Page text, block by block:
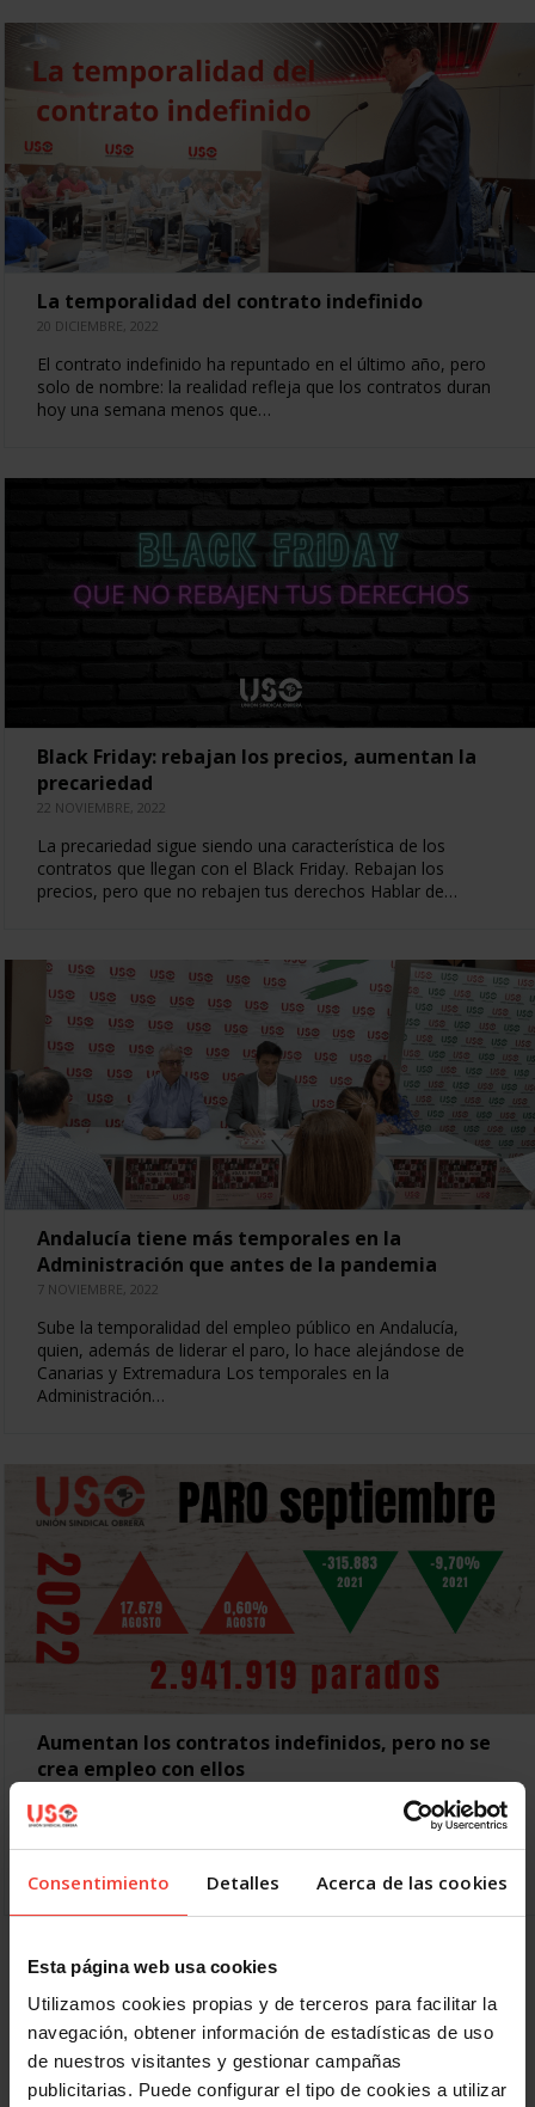
Consentimiento Detalles Acerca de las cookies
Esta página web usa cookies
Utilizamos cookies propias y de terceros para facilitar la
navegación, obtener información de estadísticas de uso
de nuestros visitantes y gestionar campañas
publicitarias. Puede configurar el tipo de cookies a utilizar
La temporalidad del contrato indefinido
20 DICIEMBRE, 2022
El contrato indefinido ha repuntado en el último año, pero
solo de nombre: la realidad refleja que los contratos duran
hoy una semana menos que…
Black Friday: rebajan los precios, aumentan la
precariedad
22 NOVIEMBRE, 2022
La precariedad sigue siendo una característica de los
contratos que llegan con el Black Friday. Rebajan los
precios, pero que no rebajen tus derechos Hablar de…
Andalucía tiene más temporales en la
Administración que antes de la pandemia
7 NOVIEMBRE, 2022
Sube la temporalidad del empleo público en Andalucía,
quien, además de liderar el paro, lo hace alejándose de
Canarias y Extremadura Los temporales en la
Administración…
Aumentan los contratos indefinidos, pero no se
crea empleo con ellos
El paro enlaza su tercera subida mensual consecutiva, que
es superior a la del último septiembre previo a la pandemia
El paro enlaza su tercera subida…
Anterior 1 2
Siguiente
Último »